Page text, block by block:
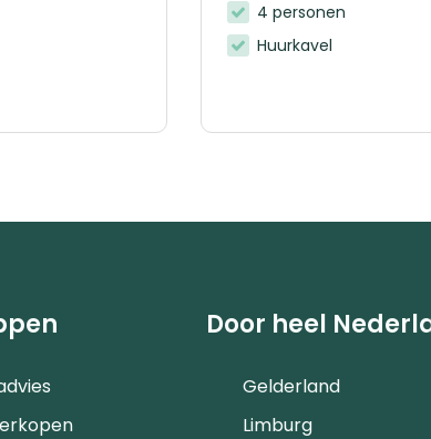
4 personen
Huurkavel
Door heel
Gelderland
Limburg